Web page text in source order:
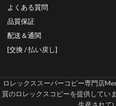
よくある質問
品質保証
配送＆通関
[交換 / 払い戻し]
ロレックススーパーコピー専門店
質のロレックスコピーを提供してい
生産されて